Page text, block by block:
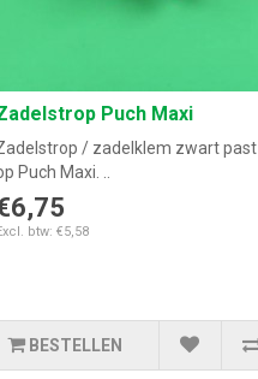
Puch Maxi
/ zadelklem zwart past
Puch Maxi. ..
btw: €5,58
BESTELLEN